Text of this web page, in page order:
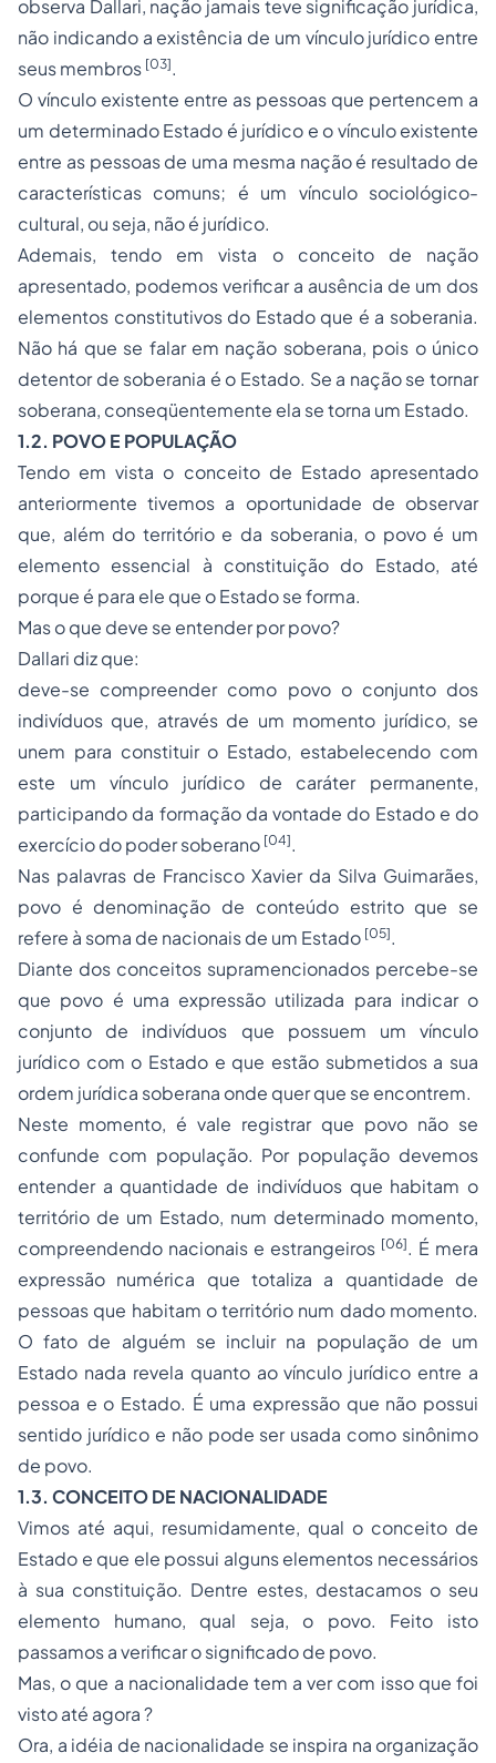
observa Dallari, nação jamais teve significação jurídica,
não indicando a existência de um vínculo jurídico entre
seus membros [03].
O vínculo existente entre as pessoas que pertencem a
um determinado Estado é jurídico e o vínculo existente
entre as pessoas de uma mesma nação é resultado de
características comuns; é um vínculo sociológico-
cultural, ou seja, não é jurídico.
Ademais, tendo em vista o conceito de nação
apresentado, podemos verificar a ausência de um dos
elementos constitutivos do Estado que é a soberania.
Não há que se falar em nação soberana, pois o único
detentor de soberania é o Estado. Se a nação se tornar
soberana, conseqüentemente ela se torna um Estado.
1.2. POVO E POPULAÇÃO
Tendo em vista o conceito de Estado apresentado
anteriormente tivemos a oportunidade de observar
que, além do território e da soberania, o povo é um
elemento essencial à constituição do Estado, até
porque é para ele que o Estado se forma.
Mas o que deve se entender por povo?
Dallari diz que:
deve-se compreender como povo o conjunto dos
indivíduos que, através de um momento jurídico, se
unem para constituir o Estado, estabelecendo com
este um vínculo jurídico de caráter permanente,
participando da formação da vontade do Estado e do
exercício do poder soberano [04].
Nas palavras de Francisco Xavier da Silva Guimarães,
povo é denominação de conteúdo estrito que se
refere à soma de nacionais de um Estado [05].
Diante dos conceitos supramencionados percebe-se
que povo é uma expressão utilizada para indicar o
conjunto de indivíduos que possuem um vínculo
jurídico com o Estado e que estão submetidos a sua
ordem jurídica soberana onde quer que se encontrem.
Neste momento, é vale registrar que povo não se
confunde com população. Por população devemos
entender a quantidade de indivíduos que habitam o
território de um Estado, num determinado momento,
compreendendo nacionais e estrangeiros [06]. É mera
expressão numérica que totaliza a quantidade de
pessoas que habitam o território num dado momento.
O fato de alguém se incluir na população de um
Estado nada revela quanto ao vínculo jurídico entre a
pessoa e o Estado. É uma expressão que não possui
sentido jurídico e não pode ser usada como sinônimo
de povo.
1.3. CONCEITO DE NACIONALIDADE
Vimos até aqui, resumidamente, qual o conceito de
Estado e que ele possui alguns elementos necessários
à sua constituição. Dentre estes, destacamos o seu
elemento humano, qual seja, o povo. Feito isto
passamos a verificar o significado de povo.
Mas, o que a nacionalidade tem a ver com isso que foi
visto até agora ?
Ora, a idéia de nacionalidade se inspira na organização